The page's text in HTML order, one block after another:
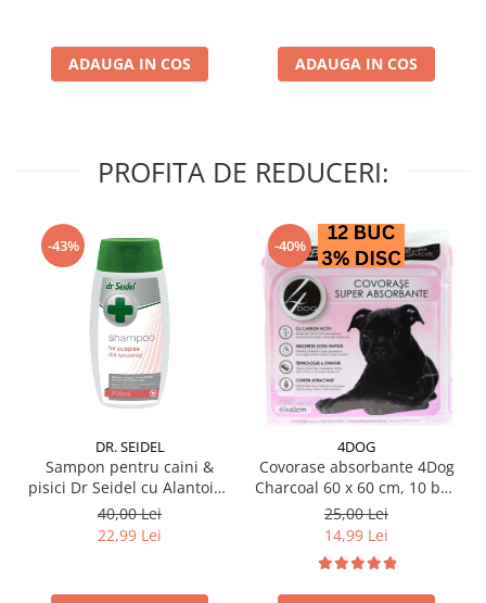
ADAUGA IN COS ADAUGA IN COS
PROFITA DE REDUCERI:
-43%
DR. SEIDEL
Sampon pentru caini &
pisici Dr Seidel cu Alantoina
220 ml
40,00 Lei
22,99 Lei
-40%
4DOG
Covorase absorbante 4Dog
Charcoal 60 x 60 cm, 10 buc
/ pachet
25,00 Lei
14,99 Lei